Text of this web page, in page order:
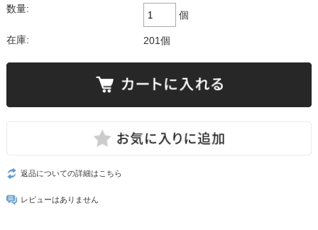
数量:
個
在庫: 201個
返品についての詳細はこちら
レビューはありません